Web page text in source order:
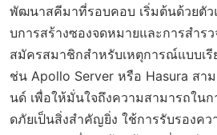
พัฒนาสคีมาที่รอบคอบ เริ่มต้นด้วยตัว
บการสร้างซองจดหมายและการสำร
สมัครสมาชิกสำหรับเหตุการณ์แบบเรี
ช่น Apollo Server หรือ Hasura สาม
นด์ เพื่อให้มั่นใจถึงความสามารถใน
ดภัยเป็นสิ่งสำคัญยิ่ง ใช้การรับรองค